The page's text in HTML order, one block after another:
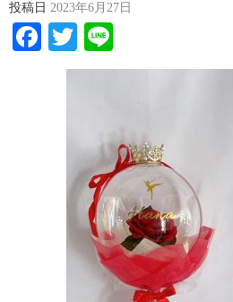
投稿日 2023年6月27日
Facebook
Twitter